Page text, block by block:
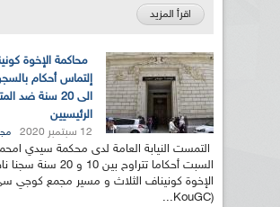
اقرأ المزيد
محاكمة الإخوة
الى 20 سنة ضد
الرئيسيين
12 سبتمبر 2020
التمست النيابة العامة لدى محكمة سيدي
السبت أحكاما تتراوح بين 10 و
الإخوة كونيناف الثلاث و مسير مجمع كوجي
(KouGC...